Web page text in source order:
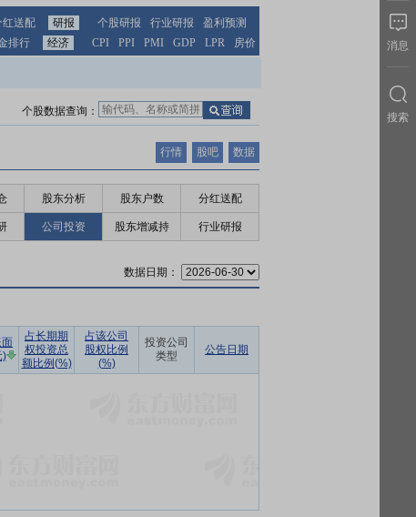
红送配 研报 个股研报 行业研报
盈利预测
排行 经济 CPI PPI PMI GDP LPR 房价
个股数据查询：
行情 股吧 数据
股东分析 股东户数 分红送配
公司投资 股东增减持 行业研报
数据日期：
)
占长期期
权投资总
额比例(%)
占该公司
股权比例
(%)
投资公司
类型
公告日期
消息
搜索